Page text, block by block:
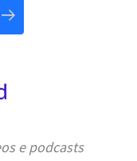
e podcasts